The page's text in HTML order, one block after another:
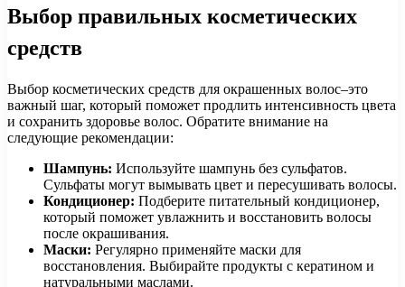
Выбор правильных косметических
средств
Выбор косметических средств для окрашенных волос–это
важный шаг, который поможет продлить интенсивность цвета
и сохранить здоровье волос. Обратите внимание на
следующие рекомендации:
Шампунь: Используйте шампунь без сульфатов.
Сульфаты могут вымывать цвет и пересушивать волосы.
Кондиционер: Подберите питательный кондиционер,
который поможет увлажнить и восстановить волосы
после окрашивания.
Маски: Регулярно применяйте маски для
восстановления. Выбирайте продукты с кератином и
натуральными маслами.